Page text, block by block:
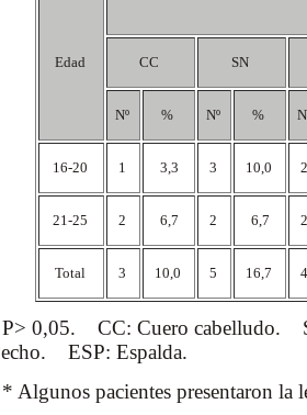
Edad CC SN
Nº % Nº %
16-20 1 3,3 3 10,0
21-25 2 6,7 2 6,7
Total 3 10,0 5 16,7
CC: Cuero cabelludo. SN:
ESP: Espalda.
pacientes presentaron la